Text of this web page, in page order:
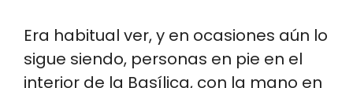
Era habitual ver, y en ocasiones aún lo
sigue siendo, personas en pie en el
interior de la Basílica, con la mano en